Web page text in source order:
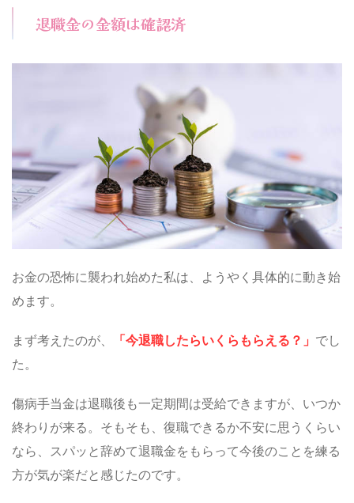
退職金の金額は確認済
お金の恐怖に襲われ始めた私は、ようやく具体的に動き始
めます。
まず考えたのが、 「今退職したらいくらもらえる？」 でし
た。
傷病手当金は退職後も一定期間は受給できますが、いつか
終わりが来る。そもそも、復職できるか不安に思うくらい
なら、スパッと辞めて退職金をもらって今後のことを練る
方が気が楽だと感じたのです。